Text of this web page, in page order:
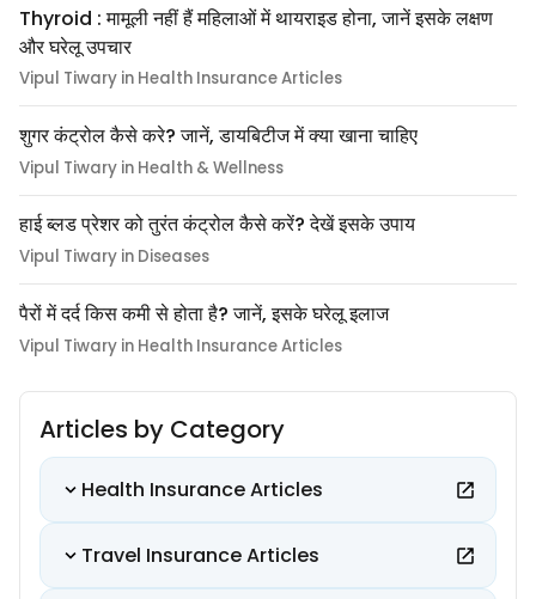
Thyroid : मामूली नहीं हैं महिलाओं में थायराइड होना, जानें इसके लक्षण
और घरेलू उपचार
Vipul Tiwary in Health Insurance Articles
शुगर कंट्रोल कैसे करे? जानें, डायबिटीज में क्या खाना चाहिए
Vipul Tiwary in Health & Wellness
हाई ब्लड प्रेशर को तुरंत कंट्रोल कैसे करें? देखें इसके उपाय
Vipul Tiwary in Diseases
पैरों में दर्द किस कमी से होता है? जानें, इसके घरेलू इलाज
Vipul Tiwary in Health Insurance Articles
Articles by Category
Health Insurance Articles
Travel Insurance Articles